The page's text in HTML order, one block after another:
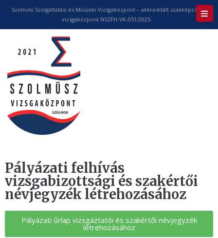
Szolnoki Szolgáltatási és Műszaki Vizsgaközpont – akkreditált szakképzési
vizsgaközpont NSZFH-VK-051/2025.
Pályázati felhívás
vizsgabizottsági és szakértői
névjegyzék létrehozásához
Pályázati űrlap vizsgáztatói és szakértői névjegyzék
létrehozásához